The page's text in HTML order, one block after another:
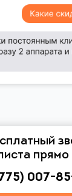
прямо
007-